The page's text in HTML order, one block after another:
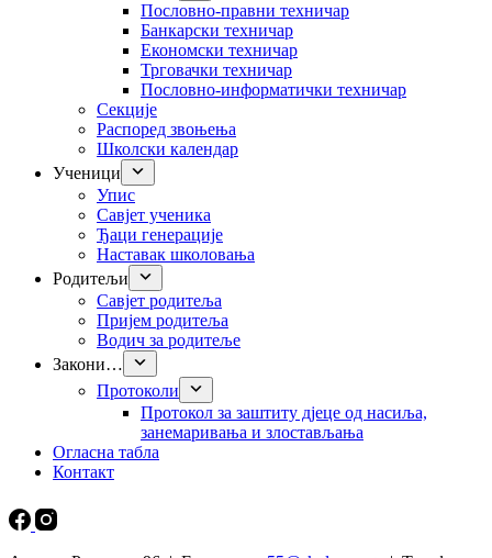
Пословно-правни техничар
Банкарски техничар
Економски техничар
Трговачки техничар
Пословно-информатички техничар
Секције
Распоред звоњења
Школски календар
Ученици
Упис
Савјет ученика
Ђаци генерације
Наставак школовања
Родитељи
Савјет родитеља
Пријем родитеља
Водич за родитеље
Закони…
Протоколи
Прoтокол за заштиту дјеце од насиља,
занемаривања и злостављања
Огласна табла
Контакт